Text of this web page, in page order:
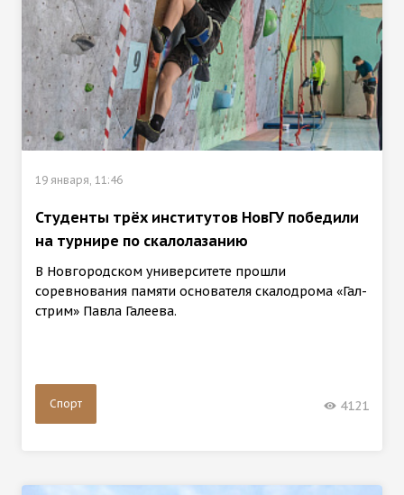
19 января, 11:46
Студенты трёх институтов НовГУ победили
на турнире по скалолазанию
В Новгородском университете прошли
соревнования памяти основателя скалодрома «Гал-
стрим» Павла Галеева.
Спорт 4121